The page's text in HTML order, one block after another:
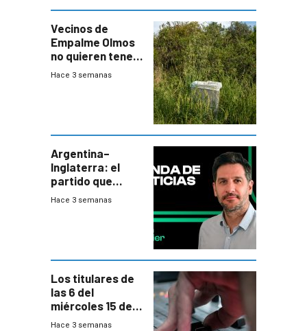
Vecinos de
Empalme Olmos
no quieren tener
cerca una planta
departamental
Hace 3 semanas
Argentina–
Inglaterra: el
partido que
nunca termina
Hace 3 semanas
Los titulares de
las 6 del
miércoles 15 de
julio de 2026
Hace 3 semanas